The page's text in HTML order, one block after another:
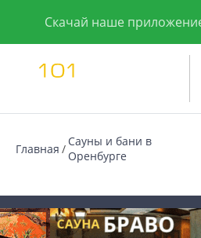
Скачай наше
Главная
Сауны и бани в
Оренбурге